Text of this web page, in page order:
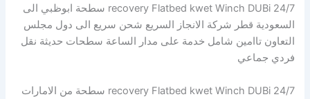
recovery Flatbed kwet Winch DUBi 24/7 سطحة ابوظبي الى
السعودية قطر شركة الانجاز السريع شحن سريع الى دول مجلس
التعاون تاامين شامل خدمة على مدار الساعة سطحات حديثة نقل
فردي جماعي
recovery Flatbed kwet Winch DUBi 24/7 سطحة من الامارات